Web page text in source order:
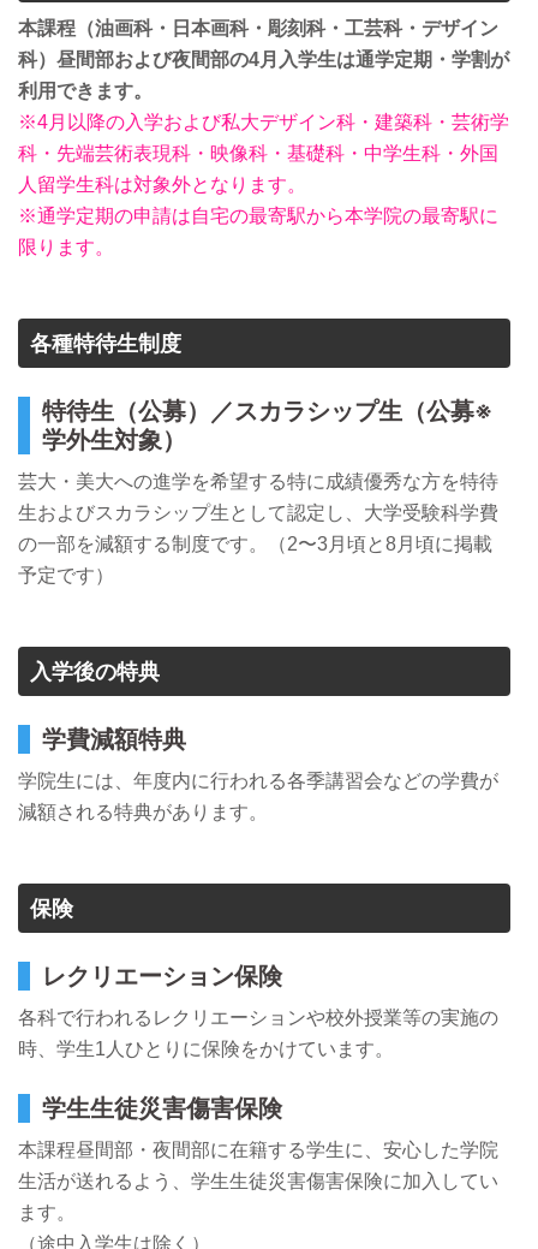
本課程（油画科・日本画科・彫刻科・工芸科・デザイン
科）昼間部および夜間部の4月入学生は通学定期・学割が
利用できます。
※4月以降の入学および私大デザイン科・建築科・芸術学
科・先端芸術表現科・映像科・基礎科・中学生科・外国
人留学生科は対象外となります。
※通学定期の申請は自宅の最寄駅から本学院の最寄駅に
限ります。
各種特待生制度
特待生（公募）／スカラシップ生（公募※
学外生対象）
芸大・美大への進学を希望する特に成績優秀な方を特待
生およびスカラシップ生として認定し、大学受験科学費
の一部を減額する制度です。（2〜3月頃と8月頃に掲載
予定です）
入学後の特典
学費減額特典
学院生には、年度内に行われる各季講習会などの学費が
減額される特典があります。
保険
レクリエーション保険
各科で行われるレクリエーションや校外授業等の実施の
時、学生1人ひとりに保険をかけています。
学生生徒災害傷害保険
本課程昼間部・夜間部に在籍する学生に、安心した学院
生活が送れるよう、学生生徒災害傷害保険に加入してい
ます。
（途中入学生は除く）